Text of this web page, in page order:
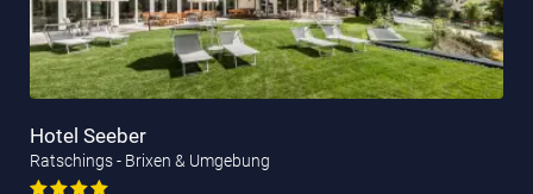
Hotel Seeber
Ratschings - Brixen & Umgebung